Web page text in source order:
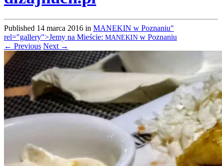
Published 14 marca 2016 in MANEKIN w Poznaniu"
rel="gallery">Jemy na Mieście: MANEKIN w Poznaniu
← Previous Next →